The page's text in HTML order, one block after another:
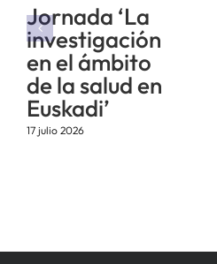
Jornada ‘La
investigación
en el ámbito
de la salud en
Euskadi’
17 julio 2026